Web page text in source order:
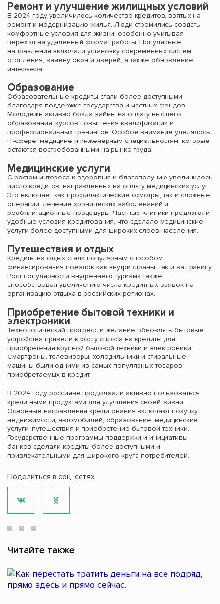
Ремонт и улучшение жилищных условий
В 2024 году увеличилось количество кредитов, взятых на
ремонт и модернизацию жилья. Люди стремились создать
комфортные условия для жизни, особенно учитывая
переход на удаленный формат работы. Популярные
направления включали установку современных систем
отопления, замену окон и дверей, а также обновление
интерьера.
Образование
Образовательные кредиты стали более доступными
благодаря поддержке государства и частных фондов.
Молодежь активно брала займы на оплату высшего
образования, курсов повышения квалификации и
профессиональных тренингов. Особое внимание уделялось
IT-сфере, медицине и инженерным специальностям, которые
остаются востребованными на рынке труда.
Медицинские услуги
С ростом интереса к здоровью и благополучию увеличилось
число кредитов, направленных на оплату медицинских услуг.
Это включает как профилактические осмотры, так и сложные
операции, лечение хронических заболеваний и
реабилитационные процедуры. Частные клиники предлагали
удобные условия кредитования, что сделало медицинские
услуги более доступными для широких слоев населения.
Путешествия и отдых
Кредиты на отдых стали популярным способом
финансирования поездок как внутри страны, так и за границу.
Рост популярности внутреннего туризма также
способствовал увеличению числа кредитных заявок на
организацию отдыха в российских регионах.
Приобретение бытовой техники и
электроники
Технологический прогресс и желание обновлять бытовые
устройства привели к росту спроса на кредиты для
приобретения крупной бытовой техники и электроники.
Смартфоны, телевизоры, холодильники и стиральные
машины были одними из самых популярных товаров,
приобретаемых в кредит.
В 2024 году россияне продолжали активно пользоваться
кредитными продуктами для улучшения своей жизни.
Основные направления кредитования включают покупку
недвижимости, автомобилей, образование, медицинские
услуги, путешествия и приобретение бытовой техники.
Государственные программы поддержки и инициативы
банков сделали кредиты более доступными и
привлекательными для широкого круга потребителей.
Поделиться в соц. сетях
Читайте также